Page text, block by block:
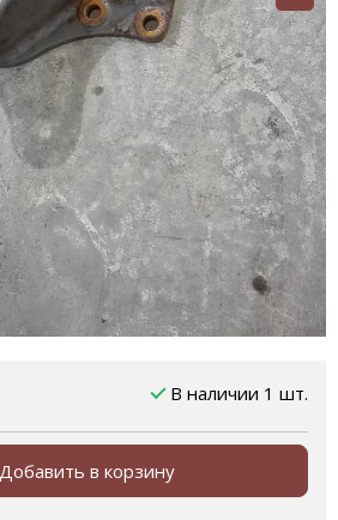
В наличии 1 шт.
Добавить в корзину